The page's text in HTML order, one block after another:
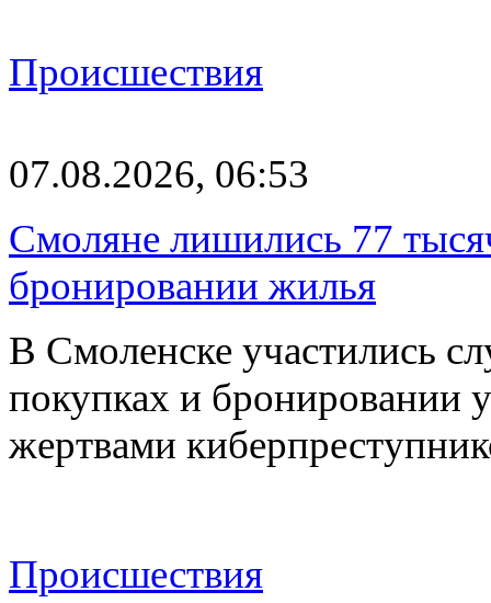
Происшествия
07.08.2026, 06:53
Смоляне лишились 77
бронировании жилья
В Смоленске участились
покупках и бронировании
жертвами
Происшествия